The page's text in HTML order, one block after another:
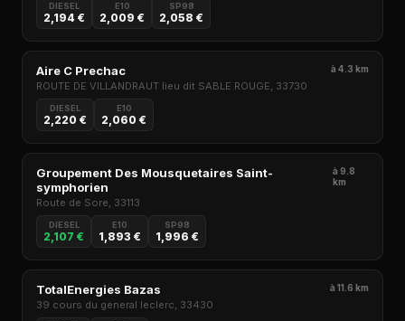
DIESEL
2,194 €
E10
2,009 €
SP98
2,058 €
Aire C Prechac à 4.3 km
ROUTE DE VILLANDRAUT lieu dit SABLE ROUGE, 33730
DIESEL
2,220 €
E10
2,060 €
Groupement Des Mousquetaires Saint-
symphorien
à 9.8
km
Route de Sore, 33113
DIESEL
2,107 €
E10
1,893 €
SP98
1,996 €
TotalEnergies Bazas à 11.6 km
39 cours du general leclerc, 33430